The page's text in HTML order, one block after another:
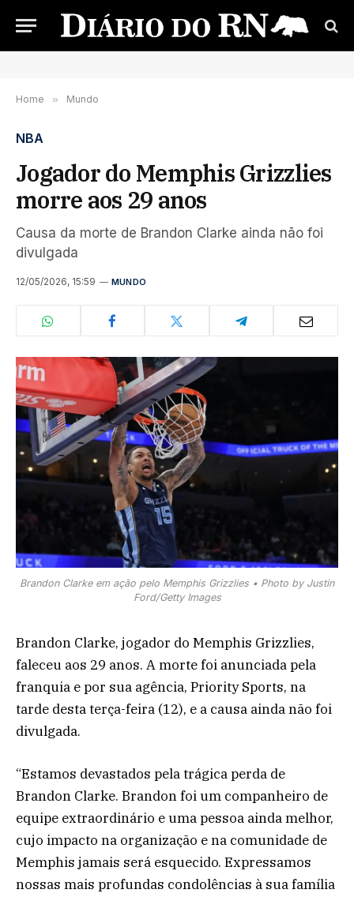
Home » Mundo
NBA
Jogador do Memphis Grizzlies
morre aos 29 anos
Causa da morte de Brandon Clarke ainda não foi
divulgada
12/05/2026, 15:59 MUNDO
Brandon Clarke em ação pelo Memphis Grizzlies • Photo by Justin
Ford/Getty Images
Brandon Clarke, jogador do Memphis Grizzlies,
faleceu aos 29 anos. A morte foi anunciada pela
franquia e por sua agência, Priority Sports, na
tarde desta terça-feira (12), e a causa ainda não foi
divulgada.
“Estamos devastados pela trágica perda de
Brandon Clarke. Brandon foi um companheiro de
equipe extraordinário e uma pessoa ainda melhor,
cujo impacto na organização e na comunidade de
Memphis jamais será esquecido. Expressamos
nossas mais profundas condolências à sua família